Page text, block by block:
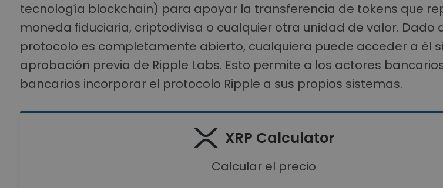
tecnología blockchain) para apoyar la transferencia de tokens que
moneda fiduciaria, criptodivisa o cualquier otra unidad de valor. Dado
protocolo es completamente abierto, cualquiera puede acceder a él
aprobación previa de Ripple Labs. Esto permite a los actores
bancarios incorporar el protocolo Ripple a sus propios sistemas.
XRP Calculator
Calcular el precio